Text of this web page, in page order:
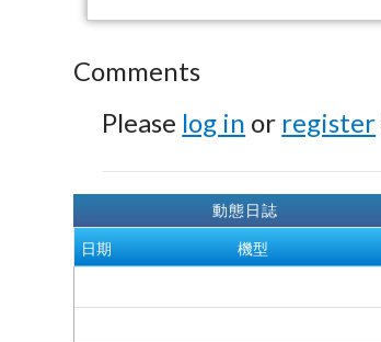
Comments
Please log in or register
動態日誌
日期 機型